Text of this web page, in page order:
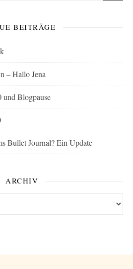
BEITRÄGE
– Hallo Jena
Blogpause
Bullet Journal? Ein Update
ARCHIV